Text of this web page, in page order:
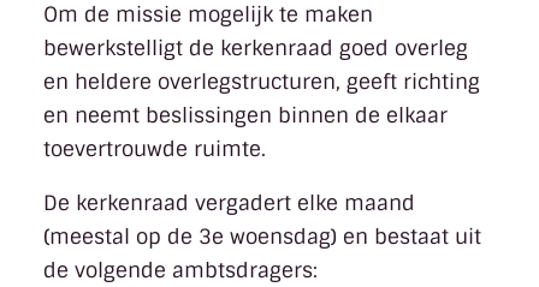
Om de missie mogelijk te maken
bewerkstelligt de kerkenraad goed overleg
en heldere overlegstructuren, geeft richting
en neemt beslissingen binnen de elkaar
toevertrouwde ruimte.
De kerkenraad vergadert elke maand
(meestal op de 3e woensdag) en bestaat uit
de volgende ambtsdragers: